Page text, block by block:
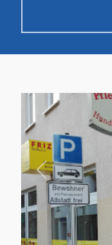
Vorheriges